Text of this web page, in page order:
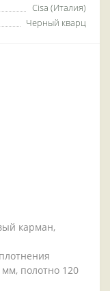
Cisa (Италия)
Черный кварц
карман,
полотно 120